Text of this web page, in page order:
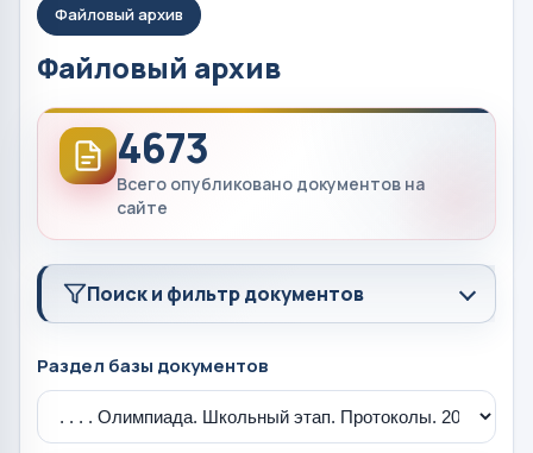
Файловый архив
Файловый архив
4673
Всего опубликовано документов на
сайте
Поиск и фильтр документов
Раздел базы документов